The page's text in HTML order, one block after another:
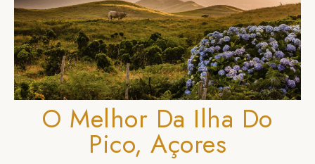
O Melhor Da Ilha Do
Pico, Açores